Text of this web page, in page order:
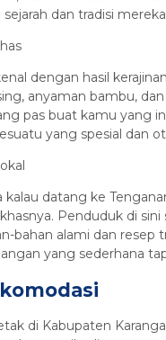
dan tradisi
dengan hasil
anyaman bambu, dan
pas buat kamu yang
yang spesial dan
kalau datang ke
Penduduk di sini
bahan alami dan resep
yang sederhana
di Kabupaten